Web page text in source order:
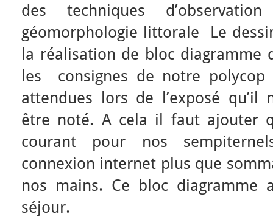
des techniques
géomorphologie littorale Le
la réalisation de bloc diagramme
les consignes de notre
attendues lors de l’exposé
être noté. A cela il faut ajouter
courant pour nos
connexion internet plus que
nos mains. Ce bloc
séjour.